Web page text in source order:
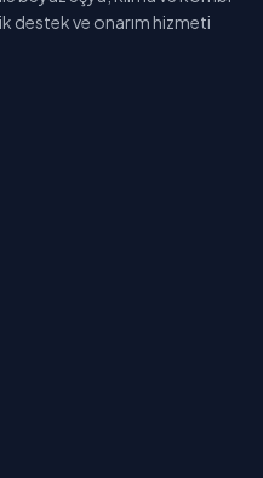
destek ve onarım hizmeti